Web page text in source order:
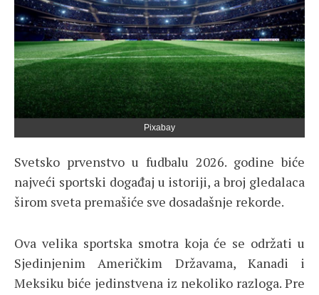
Pixabay
Svetsko prvenstvo u fudbalu 2026. godine biće
najveći sportski događaj u istoriji, a broj gledalaca
širom sveta premašiće sve dosadašnje rekorde.
Ova velika sportska smotra koja će se održati u
Sjedinjenim Američkim Državama, Kanadi i
Meksiku biće jedinstvena iz nekoliko razloga. Pre